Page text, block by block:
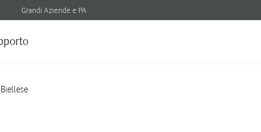
Grandi Aziende e PA